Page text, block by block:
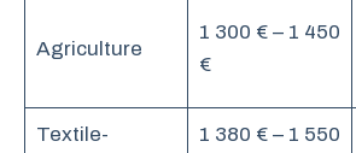
Agriculture
1 300 € – 1 450
€
Textile-
1 380 € – 1 550